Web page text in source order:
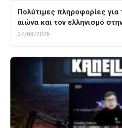
Πολύτιμες πληροφορίες
αιώνα και τον ελληνισμό
07/08/2026